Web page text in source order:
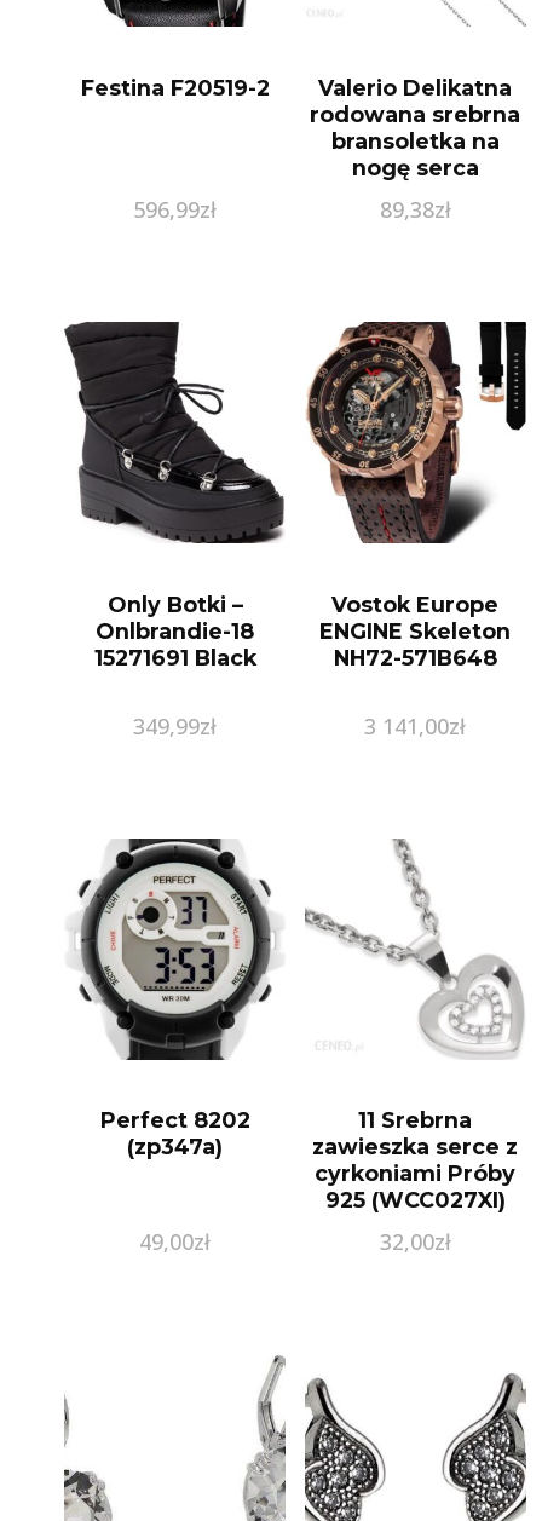
Festina F20519-2
596,99zł
Valerio Delikatna
rodowana srebrna
bransoletka na
nogę serca
srebro 925 Z1660X
89,38zł
Only Botki –
Onlbrandie-18
15271691 Black
349,99zł
Vostok Europe
ENGINE Skeleton
NH72-571B648
3 141,00zł
Perfect 8202
(zp347a)
49,00zł
11 Srebrna
zawieszka serce z
cyrkoniami Próby
925 (WCC027XI)
32,00zł